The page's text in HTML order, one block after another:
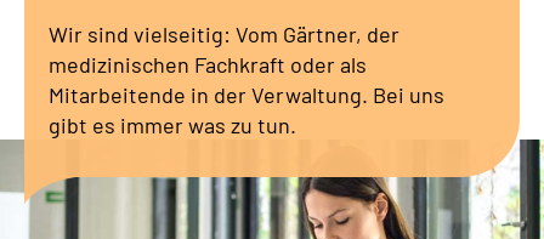
Karriere
Zuweisende &
Wir sind vielseitig: Vom Gärtner, der
medizinischen Fachkraft oder als
Mitarbeitende in der Verwaltung. Bei uns
gibt es immer was zu tun.